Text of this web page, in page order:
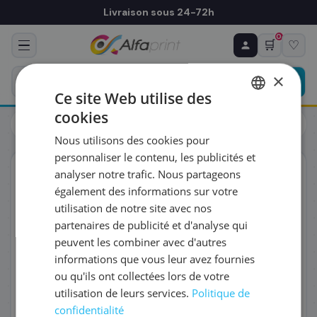
Livraison sous 24-72h
🛒
0
♡
Cartouches
Canon
ORIGINAL
♻ COMMANDE RÉCURRENTE
Prévoyez & économisez
Programmez votre prochain achat — notre équipe
vous prépare un devis personnalisé
RÉFÉRENCE DU PRODUIT
FRÉQUENCE
QUANTITÉ PAR LIVRAISON
DATE DE PREMIÈRE LIVRAISON SOUHAITÉE
×
Ce site Web utilise des
cookies
Nous utilisons des cookies pour
personnaliser le contenu, les publicités et
analyser notre trafic. Nous partageons
également des informations sur votre
utilisation de notre site avec nos
partenaires de publicité et d'analyse qui
peuvent les combiner avec d'autres
informations que vous leur avez fournies
ou qu'ils ont collectées lors de votre
utilisation de leurs services. Politique de
confidentialité